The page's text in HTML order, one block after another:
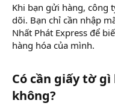
Khi bạn gửi hàng, công
dõi. Bạn chỉ cần nhập
Nhất Phát Express để
hàng hóa của mình.
Có cần giấy tờ
không?​